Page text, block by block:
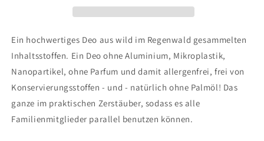
Ein hochwertiges Deo aus wild im Regenwald gesammelten
Inhaltsstoffen. Ein Deo ohne Aluminium, Mikroplastik,
Nanopartikel, ohne Parfum und damit allergenfrei, frei von
Konservierungsstoffen - und - natürlich ohne Palmöl! Das
ganze im praktischen Zerstäuber, sodass es alle
Familienmitglieder parallel benutzen können.